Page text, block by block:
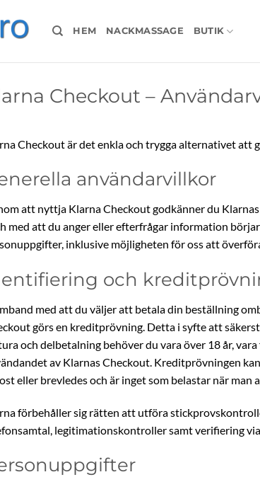
HEM NACKMASSAGE BUTIK
Checkout –
Checkout är det enkla och trygga alternativet att
användarvillkor
att nyttja Klarna Checkout godkänner du
med att du anger eller efterfrågar information
inklusive möjligheten för oss att
och
med att du väljer att betala din beställning
görs en kreditprövning. Detta i syfte att
och delbetalning behöver du vara över 18 år,
av Klarnas Checkout. Kreditprövningen
eller brevledes och är inget som belastar när
förbehåller sig rätten att utföra
legitimationskontroller samt verifiering